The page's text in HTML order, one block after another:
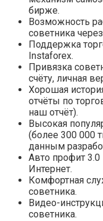
бирже.
Возможность
советника
Поддержка
Instaforex.
Привязка
счёту, личная
Хорошая
отчёты по
наш отчёт).
Высокая
(более 300 000
данным
Авто профит
Интернет.
Комфортная
советника.
Видео-
советника.